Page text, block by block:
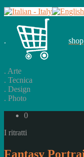
. shop
. Arte
. Tecnica
. Design
. Photo
0
I ritratti
Fantasy